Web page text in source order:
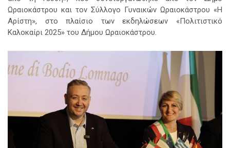
Ωραιοκάστρου και τον Σύλλογο Γυναικών Ωραιοκάστρου «Η
Αρίστη», στο πλαίσιο των εκδηλώσεων «Πολιτιστικό
Καλοκαίρι 2025» του Δήμου Ωραιοκάστρου.